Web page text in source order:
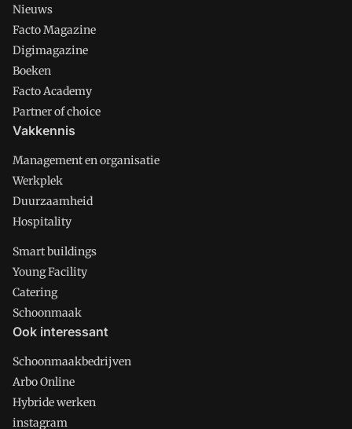
Nieuws
Facto Magazine
Digimagazine
Boeken
Facto Academy
Partner of choice
Vakkennis
Management en organisatie
Werkplek
Duurzaamheid
Hospitality
Smart buildings
Young Facility
Catering
Schoonmaak
Ook interessant
Schoonmaakbedrijven
Arbo Online
Hybride werken
instagram